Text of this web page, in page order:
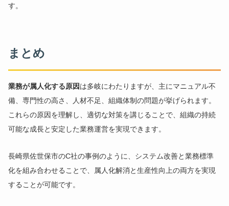
す。
まとめ
業務が属人化する原因は多岐にわたりますが、主にマニュアル不
備、専門性の高さ、人材不足、組織体制の問題が挙げられます。
これらの原因を理解し、適切な対策を講じることで、組織の持続
可能な成長と安定した業務運営を実現できます。
長崎県佐世保市のC社の事例のように、システム改善と業務標準
化を組み合わせることで、属人化解消と生産性向上の両方を実現
することが可能です。